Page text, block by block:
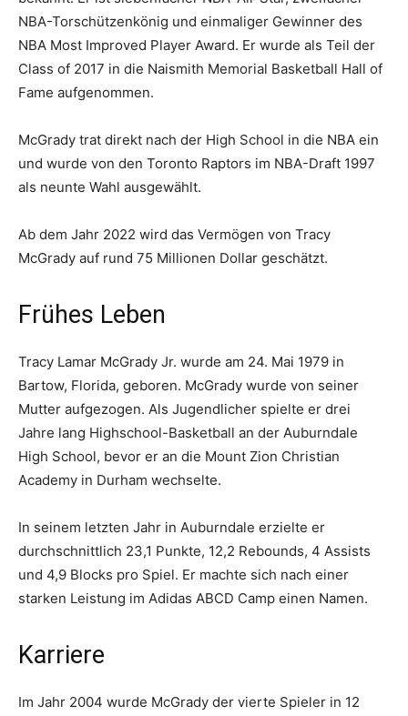
NBA-Torschützenkönig und einmaliger Gewinner des
NBA Most Improved Player Award. Er wurde als Teil der
Class of 2017 in die Naismith Memorial Basketball Hall of
Fame aufgenommen.
McGrady trat direkt nach der High School in die NBA ein
und wurde von den Toronto Raptors im NBA-Draft 1997
als neunte Wahl ausgewählt.
Ab dem Jahr 2022 wird das Vermögen von Tracy
McGrady auf rund 75 Millionen Dollar geschätzt.
Frühes Leben
Tracy Lamar McGrady Jr. wurde am 24. Mai 1979 in
Bartow, Florida, geboren. McGrady wurde von seiner
Mutter aufgezogen. Als Jugendlicher spielte er drei
Jahre lang Highschool-Basketball an der Auburndale
High School, bevor er an die Mount Zion Christian
Academy in Durham wechselte.
In seinem letzten Jahr in Auburndale erzielte er
durchschnittlich 23,1 Punkte, 12,2 Rebounds, 4 Assists
und 4,9 Blocks pro Spiel. Er machte sich nach einer
starken Leistung im Adidas ABCD Camp einen Namen.
Karriere
Im Jahr 2004 wurde McGrady der vierte Spieler in 12